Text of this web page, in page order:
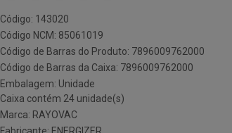
Código: 143020
Código NCM: 85061019
Código de Barras do Produto: 7896009762000
Código de Barras da Caixa: 7896009762000
Embalagem: Unidade
Caixa contém 24 unidade(s)
Marca: RAYOVAC